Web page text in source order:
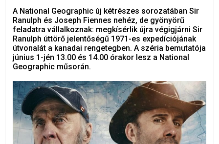
A National Geographic új kétrészes sorozatában Sir
Ranulph és Joseph Fiennes nehéz, de gyönyörű
feladatra vállalkoznak: megkísérlik újra végigjárni Sir
Ranulph úttörő jelentőségű 1971-es expedíciójának
útvonalát a kanadai rengetegben. A széria bemutatója
június 1-jén 13.00 és 14.00 órakor lesz a National
Geographic műsorán.